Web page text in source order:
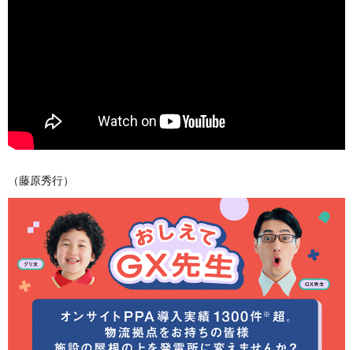
（藤原秀行）